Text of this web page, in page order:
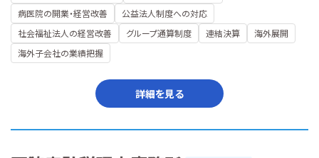
病医院の開業・経営改善
公益法人制度への対応
社会福祉法人の経営改善
グループ通算制度 連結決算
海外展開
海外子会社の業績把握
詳細を見る